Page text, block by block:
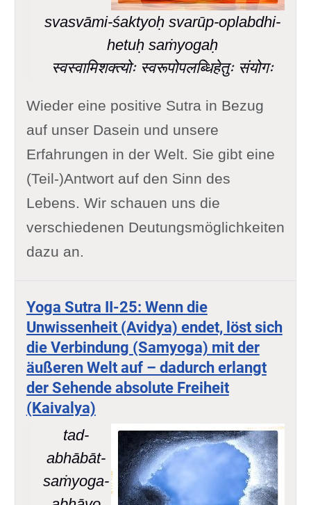
svasvāmi-śaktyoḥ svarūp-oplabdhi-
hetuḥ saṁyogaḥ
स्वस्वामिशक्त्योः स्वरूपोपलब्धिहेतुः संयोगः
Wieder eine positive Sutra in Bezug
auf unser Dasein und unsere
Erfahrungen in der Welt. Sie gibt eine
(Teil-)Antwort auf den Sinn des
Lebens. Wir schauen uns die
verschiedenen Deutungsmöglichkeiten
dazu an.
Yoga Sutra II-25: Wenn die
Unwissenheit (Avidya) endet, löst sich
die Verbindung (Samyoga) mit der
äußeren Welt auf – dadurch erlangt
der Sehende absolute Freiheit
(Kaivalya)
tad-
abhābāt-
saṁyoga-